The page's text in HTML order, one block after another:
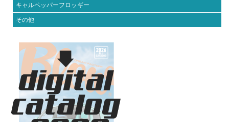
キャルペッパーフロッギー
その他